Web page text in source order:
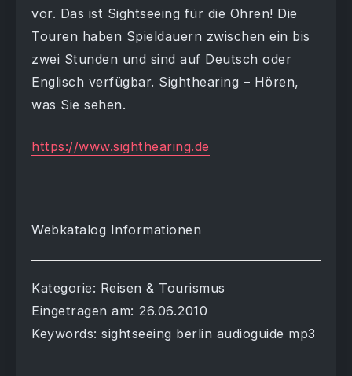
vor. Das ist Sightseeing für die Ohren! Die
Touren haben Spieldauern zwischen ein bis
zwei Stunden und sind auf Deutsch oder
Englisch verfügbar. Sighthearing – Hören,
was Sie sehen.
https://www.sighthearing.de
Webkatalog Informationen
Kategorie: Reisen & Tourismus
Eingetragen am: 26.06.2010
Keywords: sightseeing berlin audioguide mp3